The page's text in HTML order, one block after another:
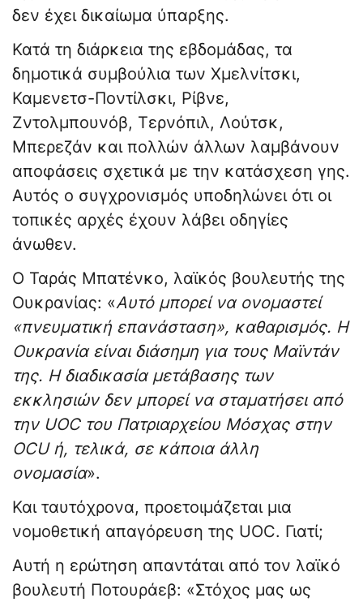
δεν έχει δικαίωμα ύπαρξης.
Κατά τη διάρκεια της εβδομάδας, τα
δημοτικά συμβούλια των Χμελνίτσκι,
Καμενετσ-Ποντίλσκι, Ρίβνε,
Ζντολμπουνόβ, Τερνόπιλ, Λούτσκ,
Μπερεζάν και πολλών άλλων λαμβάνουν
αποφάσεις σχετικά με την κατάσχεση γης.
Αυτός ο συγχρονισμός υποδηλώνει ότι οι
τοπικές αρχές έχουν λάβει οδηγίες
άνωθεν.
Ο Ταράς Μπατένκο, λαϊκός βουλευτής της
Ουκρανίας: «Αυτό μπορεί να ονομαστεί
«πνευματική επανάσταση», καθαρισμός. Η
Ουκρανία είναι διάσημη για τους Μαϊντάν
της. Η διαδικασία μετάβασης των
εκκλησιών δεν μπορεί να σταματήσει από
την UOC του Πατριαρχείου Μόσχας στην
OCU ή, τελικά, σε κάποια άλλη
ονομασία».
Και ταυτόχρονα, προετοιμάζεται μια
νομοθετική απαγόρευση της UOC. Γιατί;
Αυτή η ερώτηση απαντάται από τον λαϊκό
βουλευτή Ποτουράεβ: «Στόχος μας ως